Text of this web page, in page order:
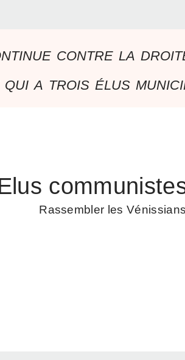
contre la
a trois élus
Rassembler les